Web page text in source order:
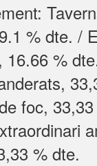
% dte. /
16.66 %
foc,
% dte.